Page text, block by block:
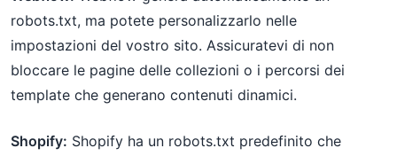
robots.txt, ma potete personalizzarlo nelle
impostazioni del vostro sito. Assicuratevi di non
bloccare le pagine delle collezioni o i percorsi dei
template che generano contenuti dinamici.
Shopify: Shopify ha un robots.txt predefinito che